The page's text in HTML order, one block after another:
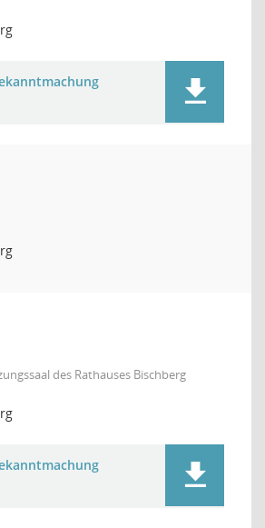
des Rathauses Bischberg